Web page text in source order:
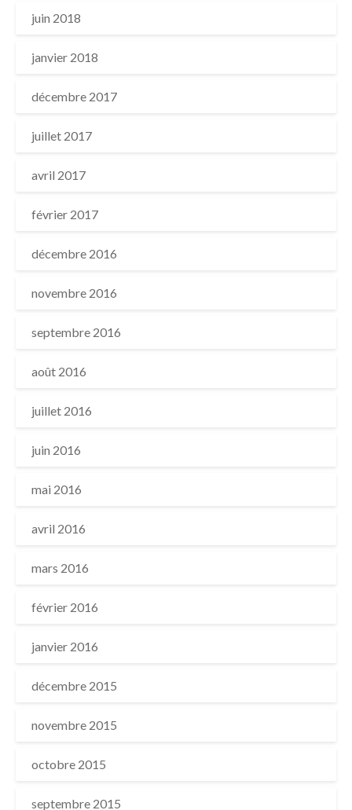
juin 2018
janvier 2018
décembre 2017
juillet 2017
avril 2017
février 2017
décembre 2016
novembre 2016
septembre 2016
août 2016
juillet 2016
juin 2016
mai 2016
avril 2016
mars 2016
février 2016
janvier 2016
décembre 2015
novembre 2015
octobre 2015
septembre 2015